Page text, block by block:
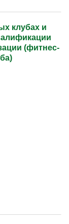
клубах и
(фитнес-